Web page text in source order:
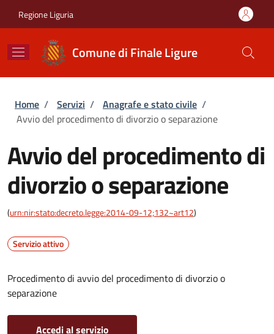
Regione Liguria
Comune di Finale Ligure
Briciole di pane
Home / Servizi / Anagrafe e stato civile /
Avvio del procedimento di divorzio o separazione
Avvio del procedimento di
divorzio o separazione
(urn:nir:stato:decreto.legge:2014-09-12;132~art12)
Servizio attivo
Procedimento di avvio del procedimento di divorzio o
separazione
Accedi al servizio